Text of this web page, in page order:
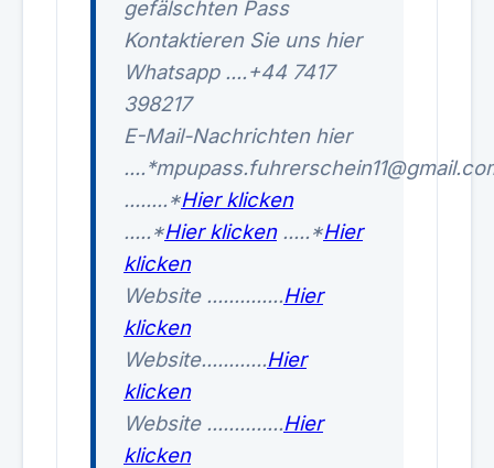
gefälschten Pass
Kontaktieren Sie uns hier
Whatsapp ....+44 7417
398217
E-Mail-Nachrichten hier
........*Hier klicken
.....*Hier klicken.....*Hier
klicken
Website ..............Hier
klicken
Website............Hier
klicken
Website ..............Hier
klicken